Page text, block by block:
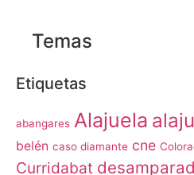
Temas
Etiquetas
abangares Alajuela
belén caso diamante cne
Curridabat